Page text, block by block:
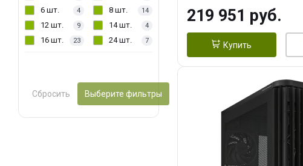
6 шт. 4 8 шт. 14
12 шт. 9 14 шт. 4
16 шт. 23 24 шт. 7
Сбросить Выберите фильтры
HD/ 512 ГБ SSD)
219 951 руб.
Купить